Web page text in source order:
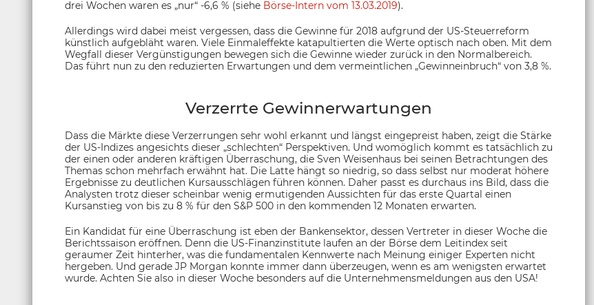
drei Wochen waren es „nur“ -6,6 % (siehe Börse-Intern vom 13.03.2019).
Allerdings wird dabei meist vergessen, dass die Gewinne für 2018 aufgrund der US-Steuerreform
künstlich aufgebläht waren. Viele Einmaleffekte katapultierten die Werte optisch nach oben. Mit dem
Wegfall dieser Vergünstigungen bewegen sich die Gewinne wieder zurück in den Normalbereich.
Das führt nun zu den reduzierten Erwartungen und dem vermeintlichen „Gewinneinbruch“ von 3,8 %.
Verzerrte Gewinnerwartungen
Dass die Märkte diese Verzerrungen sehr wohl erkannt und längst eingepreist haben, zeigt die Stärke
der US-Indizes angesichts dieser „schlechten“ Perspektiven. Und womöglich kommt es tatsächlich zu
der einen oder anderen kräftigen Überraschung, die Sven Weisenhaus bei seinen Betrachtungen des
Themas schon mehrfach erwähnt hat. Die Latte hängt so niedrig, so dass selbst nur moderat höhere
Ergebnisse zu deutlichen Kursausschlägen führen können. Daher passt es durchaus ins Bild, dass die
Analysten trotz dieser scheinbar wenig ermutigenden Aussichten für das erste Quartal einen
Kursanstieg von bis zu 8 % für den S&P 500 in den kommenden 12 Monaten erwarten.
Ein Kandidat für eine Überraschung ist eben der Bankensektor, dessen Vertreter in dieser Woche die
Berichtssaison eröffnen. Denn die US-Finanzinstitute laufen an der Börse dem Leitindex seit
geraumer Zeit hinterher, was die fundamentalen Kennwerte nach Meinung einiger Experten nicht
hergeben. Und gerade JP Morgan konnte immer dann überzeugen, wenn es am wenigsten erwartet
wurde. Achten Sie also in dieser Woche besonders auf die Unternehmensmeldungen aus den USA!